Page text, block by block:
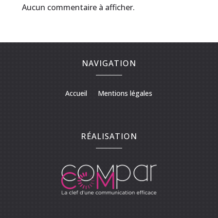
Aucun commentaire à afficher.
NAVIGATION
Accueil Mentions légales
RÉALISATION